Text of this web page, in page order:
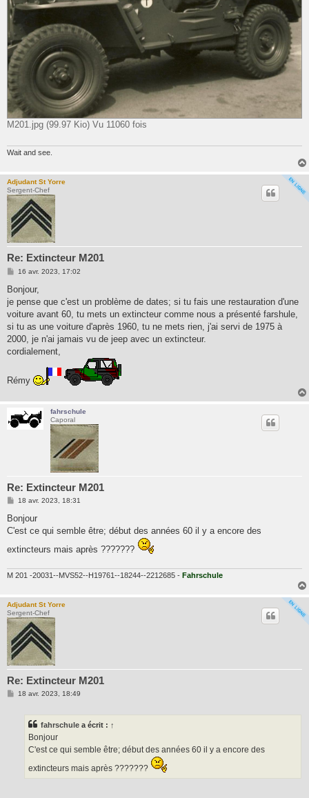
M201.jpg (99.97 Kio) Vu 11060 fois
Wait and see.
Adjudant St Yorre
Sergent-Chef
Re: Extincteur M201
M
s
a
g
16 avr. 2023, 17:02
Bonjour,
je pense que c'est un problème de dates; si tu fais une restauration d'une
voiture avant 60, tu mets un extincteur comme nous a présenté farshule,
si tu as une voiture d'après 1960, tu ne mets rien, j'ai servi de 1975 à
2000, je n'ai jamais vu de jeep avec un extincteur.
cordialement,
Rémy
fahrschule
Caporal
Re: Extincteur M201
M
s
a
e
18 avr. 2023, 18:31
Bonjour
C'est ce qui semble être; début des années 60 il y a encore des
extincteurs mais après ???????
M 201 -20031--MVS52--H19761--18244--2212685 - Fahrschule
Adjudant St Yorre
Sergent-Chef
Re: Extincteur M201
M
18 avr. 2023, 18:49
fahrschule a écrit : ↑
Bonjour
C'est ce qui semble être; début des années 60 il y a encore des
extincteurs mais après ???????